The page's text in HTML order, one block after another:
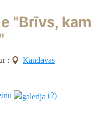
"Brīvs, kam
:
Kandavas
(2)